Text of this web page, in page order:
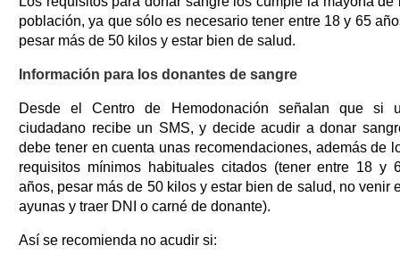
población, ya que sólo es necesario tener entre 18 y 65
pesar más de 50 kilos y estar bien de salud.
Información para los donantes de sangre
Desde el Centro de Hemodonación señalan que si
ciudadano recibe un SMS, y decide acudir a donar
debe tener en cuenta unas recomendaciones, además de
requisitos mínimos habituales citados (tener entre 18 y
años, pesar más de 50 kilos y estar bien de salud, no venir
ayunas y traer DNI o carné de donante).
Así se recomienda no acudir si: